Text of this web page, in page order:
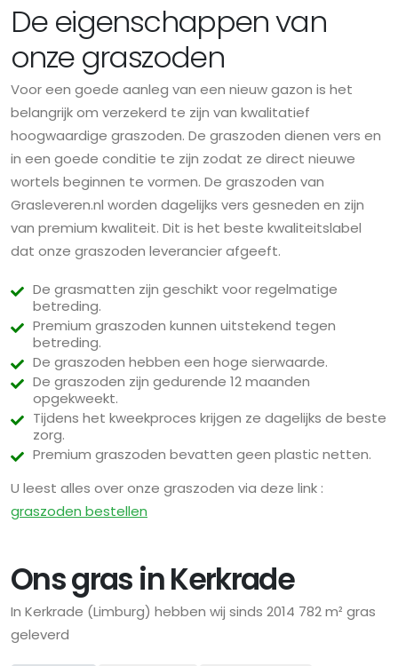
De eigenschappen van
onze graszoden
Voor een goede aanleg van een nieuw gazon is het
belangrijk om verzekerd te zijn van kwalitatief
hoogwaardige graszoden. De graszoden dienen vers en
in een goede conditie te zijn zodat ze direct nieuwe
wortels beginnen te vormen. De graszoden van
Grasleveren.nl worden dagelijks vers gesneden en zijn
van premium kwaliteit. Dit is het beste kwaliteitslabel
dat onze graszoden leverancier afgeeft.
De grasmatten zijn geschikt voor regelmatige
betreding.
Premium graszoden kunnen uitstekend tegen
betreding.
De graszoden hebben een hoge sierwaarde.
De graszoden zijn gedurende 12 maanden
opgekweekt.
Tijdens het kweekproces krijgen ze dagelijks de beste
zorg.
Premium graszoden bevatten geen plastic netten.
U leest alles over onze graszoden via deze link :
graszoden bestellen
Ons gras in Kerkrade
In Kerkrade (Limburg) hebben wij sinds 2014 782 m² gras
geleverd